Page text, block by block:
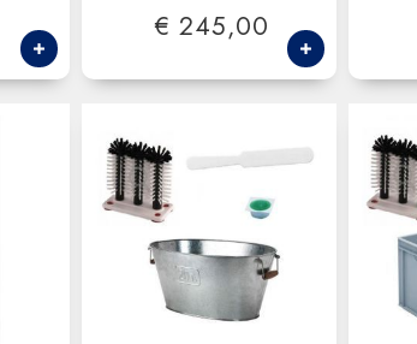
€ 245,00